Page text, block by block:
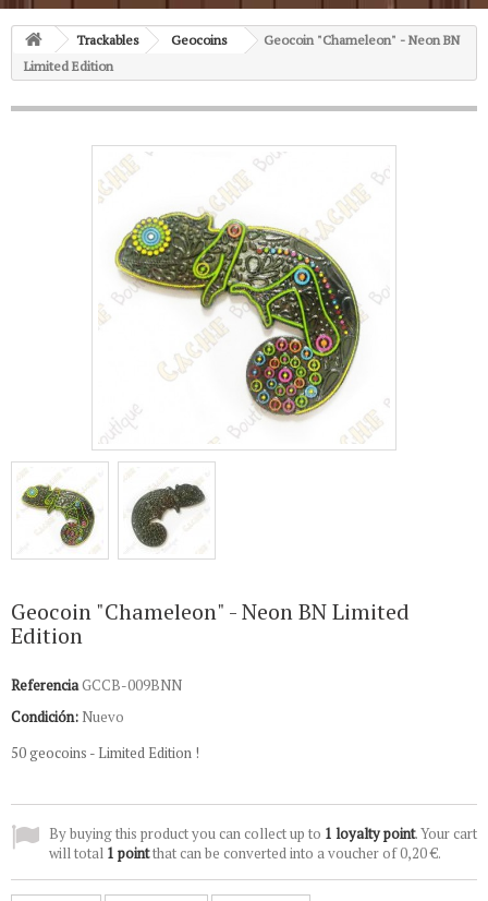
Trackables Geocoins
Geocoin "Chameleon" - Neon BN
Limited Edition
Geocoin "Chameleon" - Neon BN Limited
Edition
ReferenciaGCCB-009BNN
Condición: Nuevo
50 geocoins - Limited Edition !
By buying this product you can collect up to 1 loyalty point. Your cart
will total 1 pointthat can be converted into a voucher of0,20 €.